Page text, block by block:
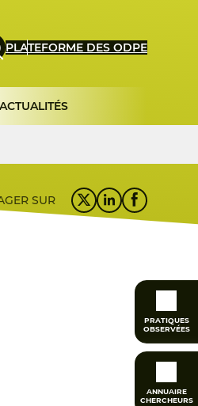
PLATEFORME DES ODPE
ACTUALITÉS
PRATIQUES
OBSERVÉES
ANNUAIRE
CHERCHEURS
SUR